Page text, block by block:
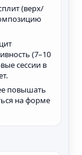
(верх/
(7–10
сессии в
повышать
на форме